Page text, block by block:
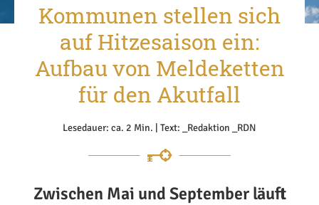
Kommunen stellen sich
auf Hitzesaison ein:
Aufbau von Meldeketten
für den Akutfall
Lesedauer: ca. 2 Min. | Text: _Redaktion _RDN
Zwischen Mai und September läuft